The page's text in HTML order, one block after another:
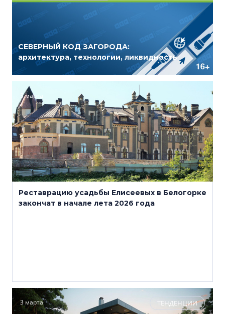
СЕВЕРНЫЙ КОД ЗАГОРОДА:
архитектура, технологии, ликвидность
3 марта
Реставрацию усадьбы Елисеевых в Белогорке
закончат в начале лета 2026 года
3 марта ТЕНДЕНЦИИ